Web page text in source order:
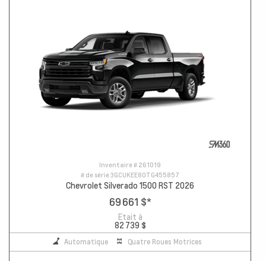
Inventaire # 261019
# de série3GCUKEE80TG455857
Chevrolet Silverado 1500 RST 2026
69 661 $*
Etait à
82 739 $
Automatique Quatre Roues Motrices